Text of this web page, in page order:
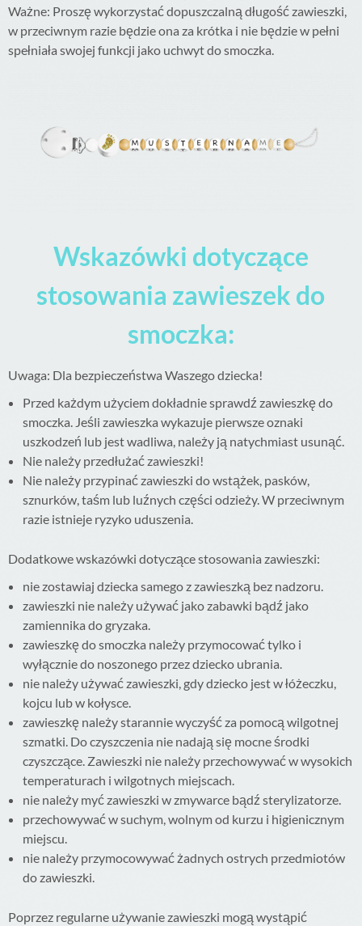
Ważne: Proszę wykorzystać dopuszczalną długość zawieszki,
w przeciwnym razie będzie ona za krótka i nie będzie w pełni
spełniała swojej funkcji jako uchwyt do smoczka.
Wskazówki dotyczące
stosowania zawieszek do
smoczka:
Uwaga: Dla bezpieczeństwa Waszego dziecka!
Przed każdym użyciem dokładnie sprawdź zawieszkę do
smoczka. Jeśli zawieszka wykazuje pierwsze oznaki
uszkodzeń lub jest wadliwa, należy ją natychmiast usunąć.
Nie należy przedłużać zawieszki!
Nie należy przypinać zawieszki do wstążek, pasków,
sznurków, taśm lub luźnych części odzieży. W przeciwnym
razie istnieje ryzyko uduszenia.
Dodatkowe wskazówki dotyczące stosowania zawieszki:
nie zostawiaj dziecka samego z zawieszką bez nadzoru.
zawieszki nie należy używać jako zabawki bądź jako
zamiennika do gryzaka.
zawieszkę do smoczka należy przymocować tylko i
wyłącznie do noszonego przez dziecko ubrania.
nie należy używać zawieszki, gdy dziecko jest w łóżeczku,
kojcu lub w kołysce.
zawieszkę należy starannie wyczyść za pomocą wilgotnej
szmatki. Do czyszczenia nie nadają się mocne środki
czyszczące. Zawieszki nie należy przechowywać w wysokich
temperaturach i wilgotnych miejscach.
nie należy myć zawieszki w zmywarce bądź sterylizatorze.
przechowywać w suchym, wolnym od kurzu i higienicznym
miejscu.
nie należy przymocowywać żadnych ostrych przedmiotów
do zawieszki.
Poprzez regularne używanie zawieszki mogą wystąpić